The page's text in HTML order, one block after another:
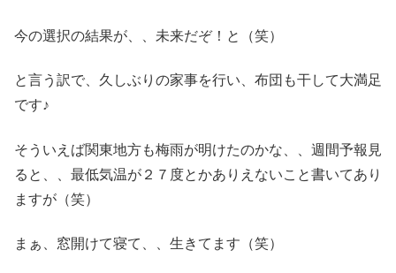
今の選択の結果が、、未来だぞ！と（笑）
と言う訳で、久しぶりの家事を行い、布団も干して大満足
です♪
そういえば関東地方も梅雨が明けたのかな、、週間予報見
ると、、最低気温が２７度とかありえないこと書いてあり
ますが（笑）
まぁ、窓開けて寝て、、生きてます（笑）